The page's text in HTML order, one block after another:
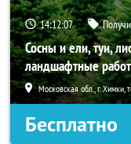
14:12:05
Сосны и ели, туи,
ландшафтные
Московская обл., г. Химки,
Бесплатно